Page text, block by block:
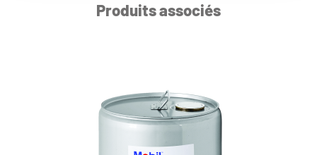
Produits associés